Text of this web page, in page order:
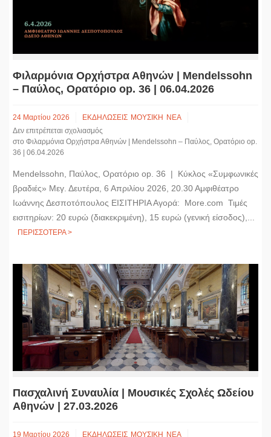
Φιλαρμόνια Ορχήστρα Αθηνών | Mendelssohn
– Παύλος, Ορατόριο op. 36 | 06.04.2026
24 Μαρτίου 2026 ΕΚΔΗΛΩΣΕΙΣ ΜΟΥΣΙΚΗ ΝΕΑ
Δεν επιτρέπεται σχολιασμός
στο Φιλαρμόνια Ορχήστρα Αθηνών | Mendelssohn – Παύλος, Ορατόριο op.
36 | 06.04.2026
Mendelssohn, Παύλος, Ορατόριο op. 36 | Κύκλος «Συμφωνικές
βραδιές» Μεγ. Δευτέρα, 6 Απριλίου 2026, 20.30 Αμφιθέατρο
Ιωάννης Δεσποτόπουλος ΕΙΣΙΤΗΡΙΑ Αγορά: More.com Τιμές
εισιτηρίων: 20 ευρώ (διακεκριμένη), 15 ευρώ (γενική είσοδος),...
ΠΕΡΙΣΣΟΤΕΡΑ >
Πασχαλινή Συναυλία | Μουσικές Σχολές Ωδείου
Αθηνών | 27.03.2026
19 Μαρτίου 2026 ΕΚΔΗΛΩΣΕΙΣ ΜΟΥΣΙΚΗ
ΝΕΑ